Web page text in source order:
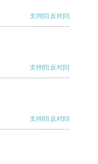
支持[0] 反对[0]
支持[0] 反对[0]
支持[0] 反对[0]